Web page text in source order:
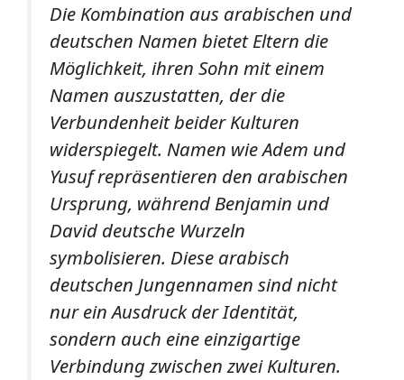
Die Kombination aus arabischen und
deutschen Namen bietet Eltern die
Möglichkeit, ihren Sohn mit einem
Namen auszustatten, der die
Verbundenheit beider Kulturen
widerspiegelt. Namen wie Adem und
Yusuf repräsentieren den arabischen
Ursprung, während Benjamin und
David deutsche Wurzeln
symbolisieren. Diese arabisch
deutschen Jungennamen sind nicht
nur ein Ausdruck der Identität,
sondern auch eine einzigartige
Verbindung zwischen zwei Kulturen.